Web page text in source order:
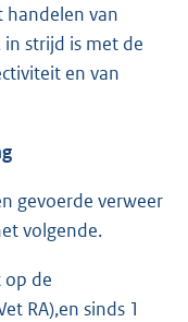
van
strijd is met de
en van
gevoerde verweer
volgende.
de
RA),en sinds 1